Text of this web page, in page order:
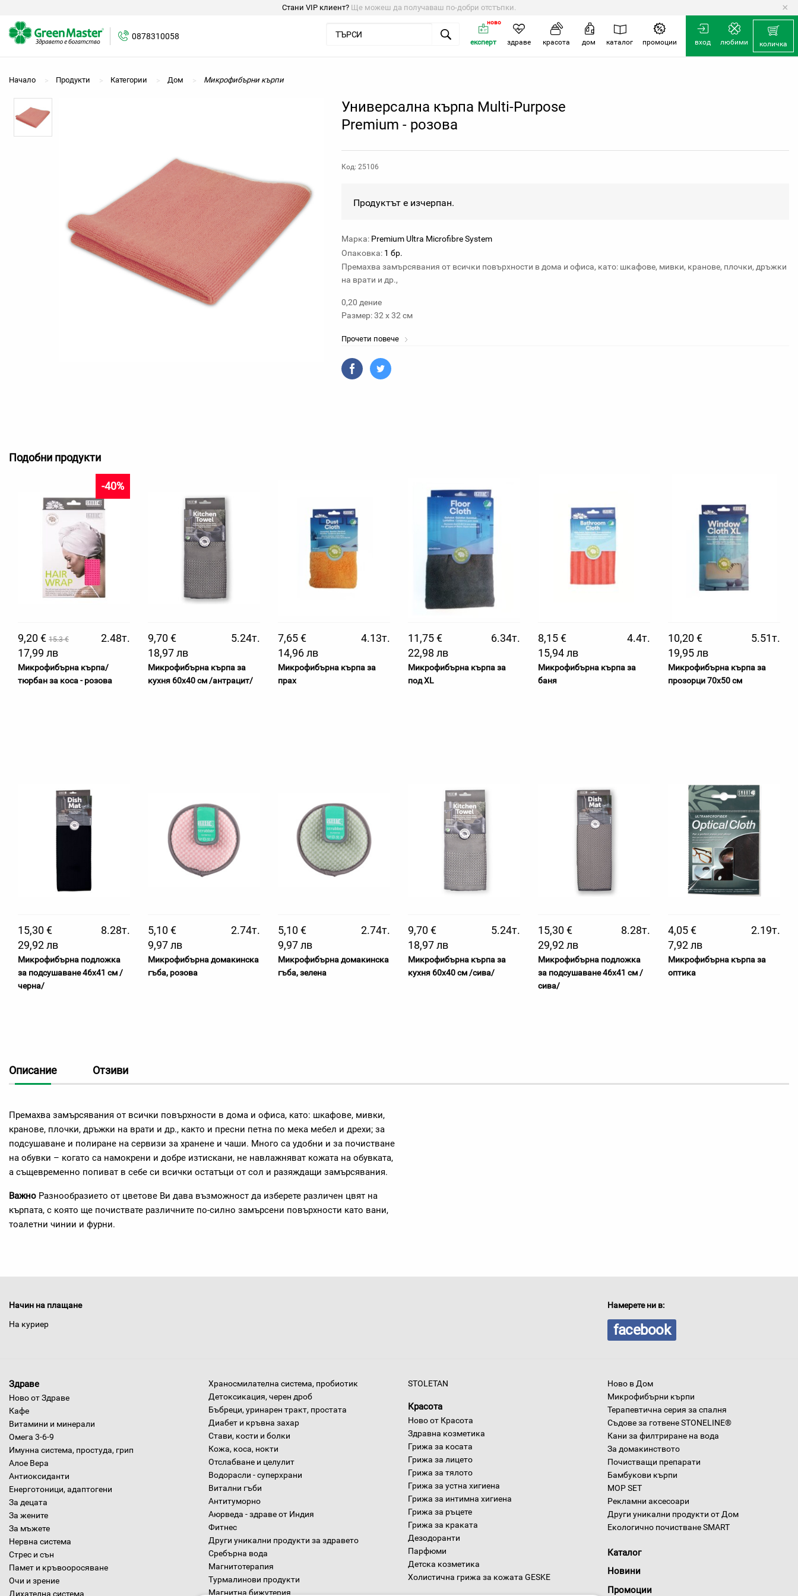
Стани VIP клиент? Ще можеш да получаваш по-добри отстъпки. ×
0878310058
вход любими количка
експерт
ново
здраве красота дом каталог промоции
Начало Продукти Категории Дом Микрофибърни кърпи
Универсална кърпа Multi-Purpose
Premium - розова
Код: 25106
Продуктът е изчерпан.
Марка: Premium Ultra Microfibre System
Опаковка: 1 бр.
Премахва замърсявания от всички повърхности в дома и офиса, като: шкафове, мивки, кранове, плочки, дръжки
на врати и др.,
0,20 дение
Размер: 32 х 32 см
Прочети повече
Подобни продукти
9,20 € 15.3 €
-40%
2.48т.
17,99 лв
Микрофибърна кърпа/
тюрбан за коса - розова
9,70 €
5.24т.
18,97 лв
Микрофибърна кърпа за
кухня 60х40 см /антрацит/
7,65 €
4.13т.
14,96 лв
Микрофибърна кърпа за
прах
11,75 €
6.34т.
22,98 лв
Микрофибърна кърпа за
под XL
8,15 €
4.4т.
15,94 лв
Микрофибърна кърпа за
баня
10,20 €
5.51т.
19,95 лв
Микрофибърна кърпа за
прозорци 70х50 см
15,30 €
8.28т.
29,92 лв
Микрофибърна подложка
за подсушаване 46х41 см /
черна/
5,10 €
2.74т.
9,97 лв
Микрофибърна домакинска
гъба, розова
5,10 €
2.74т.
9,97 лв
Микрофибърна домакинска
гъба, зелена
9,70 €
5.24т.
18,97 лв
Микрофибърна кърпа за
кухня 60х40 см /сива/
15,30 €
8.28т.
29,92 лв
Микрофибърна подложка
за подсушаване 46х41 см /
сива/
4,05 €
2.19т.
7,92 лв
Микрофибърна кърпа за
оптика
Описание Отзиви
Премахва замърсявания от всички повърхности в дома и офиса, като: шкафове, мивки,
кранове, плочки, дръжки на врати и др., както и пресни петна по мека мебел и дрехи; за
подсушаване и полиране на сервизи за хранене и чаши. Много са удобни и за почистване
на обувки – когато са намокрени и добре изтискани, не навлажняват кожата на обувката,
а същевременно попиват в себе си всички остатъци от сол и разяждащи замърсявания.
Важно Разнообразието от цветове Ви дава възможност да изберете различен цвят на
кърпата, с която ще почиствате различните по-силно замърсени повърхности като вани,
тоалетни чинии и фурни.
Начин на плащане
На куриер
Намерете ни в:
facebook
Здраве
Ново от Здраве
Кафе
Витамини и минерали
Омега 3-6-9
Имунна система, простуда, грип
Алое Вера
Антиоксиданти
Енерготоници, адаптогени
За децата
За жените
За мъжете
Нервна система
Стрес и сън
Памет и кръвооросяване
Очи и зрение
Дихателна система
Храносмилателна система, пробиотик
Детоксикация, черен дроб
Бъбреци, уринарен тракт, простата
Диабет и кръвна захар
Стави, кости и болки
Кожа, коса, нокти
Отслабване и целулит
Водорасли - суперхрани
Витални гъби
Антитуморно
Аюрведа - здраве от Индия
Фитнес
Други уникални продукти за здравето
Сребърна вода
Магнитотерапия
Турмалинови продукти
Магнитна бижутерия
STOLETAN
Красота
Ново от Красота
Здравна козметика
Грижа за косата
Грижа за лицето
Грижа за тялото
Грижа за устна хигиена
Грижа за интимна хигиена
Грижа за ръцете
Грижа за краката
Дезодоранти
Парфюми
Детска козметика
Холистична грижа за кожата GESKE
Ново в Дом
Микрофибърни кърпи
Терапевтична серия за спалня
Съдове за готвене STONELINE®
Кани за филтриране на вода
За домакинството
Почистващи препарати
Бамбукови кърпи
MOP SET
Рекламни аксесоари
Други уникални продукти от Дом
Екологично почистване SMART
Каталог
Новини
Промоции